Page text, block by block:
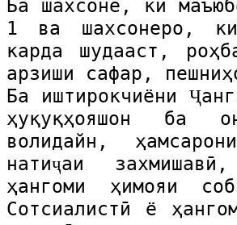
Ба шахсоне, ки
1 ва шахсонеро,
карда шудааст,
арзиши сафар,
Ба иштирокчиёни
ҳуқуқҳояшон ба
волидайн,
натиҷаи
ҳангоми ҳимояи
Сотсиалистӣ ё